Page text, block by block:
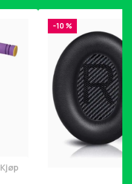
Legg Magetrener, 6-rørs
Kjøp
-10 %